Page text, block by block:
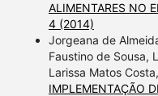
ALIMENTARES NO
4 (2014)
Jorgeana de
Faustino de Sousa,
Larissa Matos
IMPLEMENTAÇÃO